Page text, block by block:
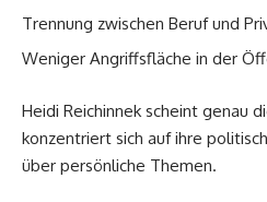
Trennung zwischen Beruf und
Weniger Angriffsfläche in der
Heidi Reichinnek scheint genau
konzentriert sich auf ihre
über persönliche Themen.